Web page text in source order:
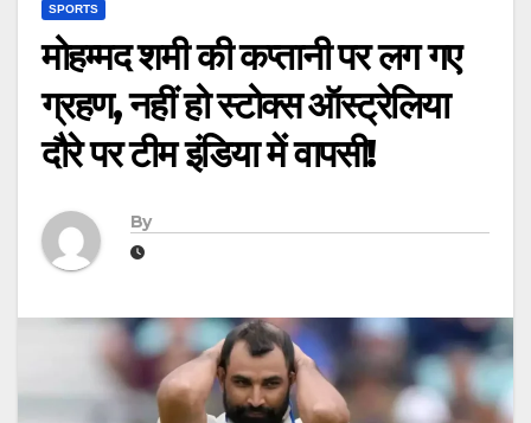
SPORTS
मोहम्मद शमी की कप्तानी पर लग गए
ग्रहण, नहीं हो स्टोक्स ऑस्ट्रेलिया
दौरे पर टीम इंडिया में वापसी!
By